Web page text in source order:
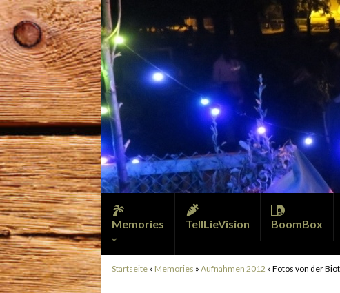
Memories TellLieVision BoomBox
Startseite » Memories » Aufnahmen 2012 » Fotos von der